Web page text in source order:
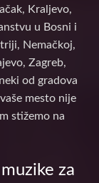
Kraljevo,
u Bosni i
Nemačkoj,
Zagreb,
od gradova
mesto nije
stižemo na
za